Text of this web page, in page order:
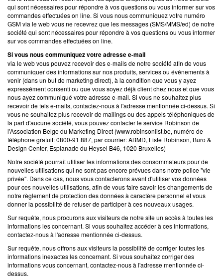
qui sont nécessaires pour répondre à vos questions ou vous informer sur vos
commandes effectuées on line. Si vous nous communiquez votre numéro
GSM via le web vous ne recevrez que les messages (SMS/MMS/ed) de notre
société qui sont nécessaires pour répondre à vos questions ou vous informer
sur vos commandes effectuées on line.
Si vous nous communiquez votre adresse e-mail
via le web vous pouvez recevoir des e-mails de notre société afin de vous
communiquer des informations sur nos produits, services ou événements à
venir (dans un but de marketing direct), à la condition que vous y ayez
expressément consenti ou que vous soyez déjà client chez nous et que vous
nous ayez communiqué votre adresse e-mail. Si vous ne souhaitez plus
recevoir de tels e-mails, contactez-nous à l'adresse mentionnée ci-dessus. Si
vous ne souhaitez plus recevoir de mailings ou des appels téléphoniques de
la part d'aucune société, vous pouvez contacter le service Robinson de
l'Association Belge du Marketing Direct (www.robinsonlist.be, numéro de
téléphone gratuit: 0800-91 887, par courrier: ABMD, Liste Robinson, Buro &
Design Center, Esplanade du Heysel B46, 1020 Bruxelles)
Notre société pourrait utiliser les informations des consommateurs pour de
nouvelles utilisations qui ne sont pas encore prévues dans notre police "vie
privée". Dans ce cas, nous vous contacterons avant d'utiliser vos données
pour ces nouvelles utilisations, afin de vous faire savoir les changements de
notre règlement de protection des données à caractère personnel et vous
donner la possibilité de refuser de participer à ces nouveaux usages.
Sur requête, nous procurons aux visiteurs de notre site un accès à toutes les
informations les concernant. Si vous souhaitez accéder à ces informations,
contactez-nous à l'adresse mentionnée ci-dessus.
Sur requête, nous offrons aux visiteurs la possibilité de corriger toutes les
informations inexactes les concernant. Si vous souhaitez corriger des
informations vous concernant, contactez-nous à l'adresse mentionnée ci-
dessus.